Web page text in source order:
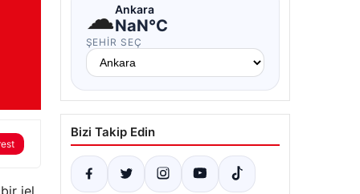
jel
☁Ankara
NaN°C
ŞEHIR SEÇ
Bizi Takip Edin